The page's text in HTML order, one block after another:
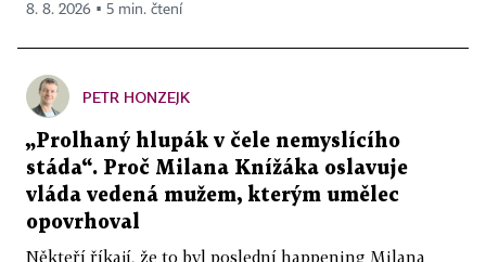
8. 8. 2026 ▪ 5 min. čtení
PETR HONZEJK
„Prolhaný hlupák v čele nemyslícího
stáda“. Proč Milana Knížáka oslavuje
vláda vedená mužem, kterým umělec
opovrhoval
Někteří říkají, že to byl poslední happening Milana